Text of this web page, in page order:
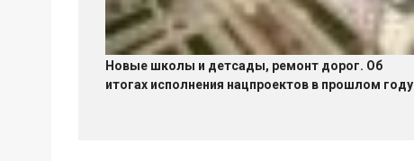
Новые школы и детсады, ремонт дорог. Об
итогах исполнения нацпроектов в прошлом году